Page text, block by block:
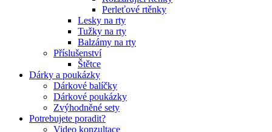
Perleťové rtěnky
Lesky na rty
Tužky na rty
Balzámy na rty
Příslušenství
Štětce
Dárky a poukázky
Dárkové balíčky
Dárkové poukázky
Zvýhodněné sety
Potrebujete poradit?
Video konzultace